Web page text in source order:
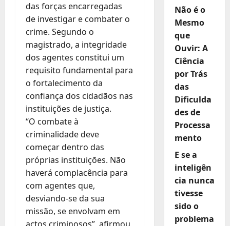
das forças encarregadas
de investigar e combater o
crime. Segundo o
magistrado, a integridade
dos agentes constitui um
requisito fundamental para
o fortalecimento da
confiança dos cidadãos nas
instituições de justiça.
“O combate à
criminalidade deve
começar dentro das
próprias instituições. Não
haverá complacência para
com agentes que,
desviando-se da sua
missão, se envolvam em
Não é o
Mesmo
que
Ouvir: A
Ciência
por Trás
das
Dificulda
des de
Processa
mento
E se a
inteligên
cia nunca
tivesse
sido o
problema